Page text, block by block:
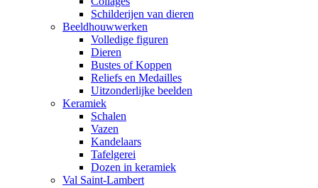
Schilderijen van dieren
Beeldhouwwerken
Volledige figuren
Dieren
Bustes of Koppen
Reliefs en Medailles
Uitzonderlijke beelden
Keramiek
Schalen
Vazen
Kandelaars
Tafelgerei
Dozen in keramiek
Val Saint-Lambert